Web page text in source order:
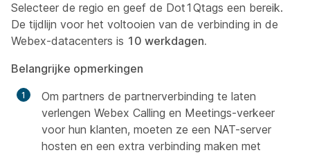
Selecteer de regio en geef de Dot1Qtags een bereik.
De tijdlijn voor het voltooien van de verbinding in de
Webex-datacenters is 10 werkdagen.
Belangrijke opmerkingen
Om partners de partnerverbinding te laten
verlengen Webex Calling en Meetings-verkeer
voor hun klanten, moeten ze een NAT-server
hosten en een extra verbinding maken met